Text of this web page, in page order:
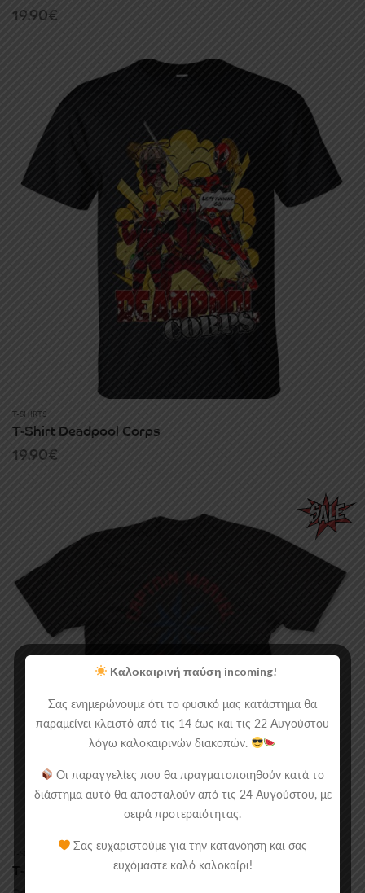
19.90€
T-SHIRTS
T-Shirt Deadpool Corps
19.90€
T-SHIRTS ΠΡΟΣΦΟΡΈΣ
T-Shirt Marvel Comics: Captain Marvel Star Stripe
Καλοκαιρινή παύση incoming!
Σας ενημερώνουμε ότι το φυσικό μας κατάστημα θα
παραμείνει κλειστό από τις 14 έως και τις 22 Αυγούστου
λόγω καλοκαιρινών διακοπών.
Οι παραγγελίες που θα πραγματοποιηθούν κατά το
διάστημα αυτό θα αποσταλούν από τις 24 Αυγούστου, με
σειρά προτεραιότητας.
Σας ευχαριστούμε για την κατανόηση και σας
ευχόμαστε καλό καλοκαίρι!